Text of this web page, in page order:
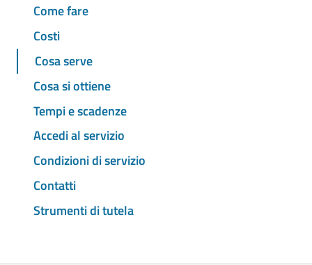
Come fare
Costi
Cosa serve
Cosa si ottiene
Tempi e scadenze
Accedi al servizio
Condizioni di servizio
Contatti
Strumenti di tutela